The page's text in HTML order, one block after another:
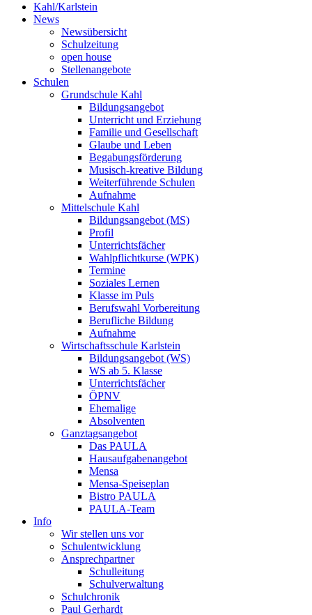
Kahl/Karlstein
News
Newsübersicht
Schulzeitung
open house
Stellenangebote
Schulen
Grundschule Kahl
Bildungsangebot
Unterricht und Erziehung
Familie und Gesellschaft
Glaube und Leben
Begabungsförderung
Musisch-kreative Bildung
Weiterführende Schulen
Aufnahme
Mittelschule Kahl
Bildungsangebot (MS)
Profil
Unterrichtsfächer
Wahlpflichtkurse (WPK)
Termine
Soziales Lernen
Klasse im Puls
Berufswahl Vorbereitung
Berufliche Bildung
Aufnahme
Wirtschaftsschule Karlstein
Bildungsangebot (WS)
WS ab 5. Klasse
Unterrichtsfächer
ÖPNV
Ehemalige
Absolventen
Ganztagsangebot
Das PAULA
Hausaufgabenangebot
Mensa
Mensa-Speiseplan
Bistro PAULA
PAULA-Team
Info
Wir stellen uns vor
Schulentwicklung
Ansprechpartner
Schulleitung
Schulverwaltung
Schulchronik
Paul Gerhardt